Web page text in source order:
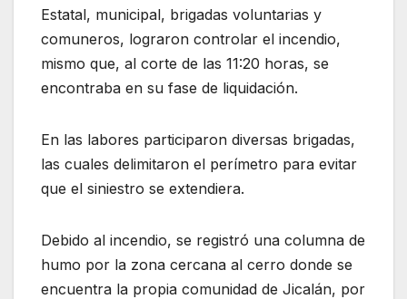
Estatal, municipal, brigadas voluntarias y
comuneros, lograron controlar el incendio,
mismo que, al corte de las 11:20 horas, se
encontraba en su fase de liquidación.
En las labores participaron diversas brigadas,
las cuales delimitaron el perímetro para evitar
que el siniestro se extendiera.
Debido al incendio, se registró una columna de
humo por la zona cercana al cerro donde se
encuentra la propia comunidad de Jicalán, por